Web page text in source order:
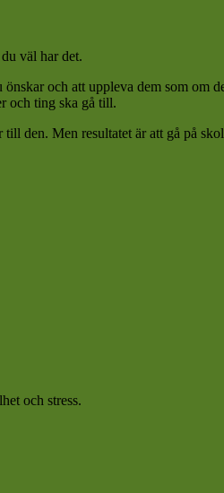
väl har det.
och att uppleva dem som om
och ting ska gå till.
Men resultatet är att gå på
och stress.